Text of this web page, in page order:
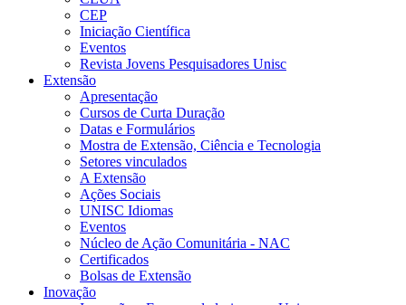
CEP
Iniciação Científica
Eventos
Revista Jovens Pesquisadores Unisc
Extensão
Apresentação
Cursos de Curta Duração
Datas e Formulários
Mostra de Extensão, Ciência e Tecnologia
Setores vinculados
A Extensão
Ações Sociais
UNISC Idiomas
Eventos
Núcleo de Ação Comunitária - NAC
Certificados
Bolsas de Extensão
Inovação